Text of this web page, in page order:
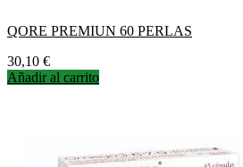
QORE PREMIUN 60 PERLAS
Precio
30,10 €
Añadir al carrito